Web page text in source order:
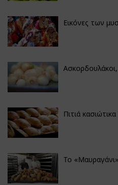
Εικόνες των
Ασκορδουλάκοι,
Πιτιά
Το